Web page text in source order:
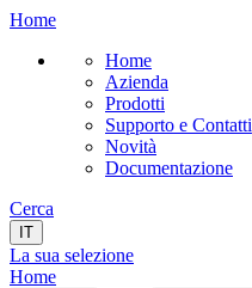
Home
Home
Azienda
Prodotti
Supporto e Contatti
Novità
Documentazione
Cerca
IT
La sua selezione
Home